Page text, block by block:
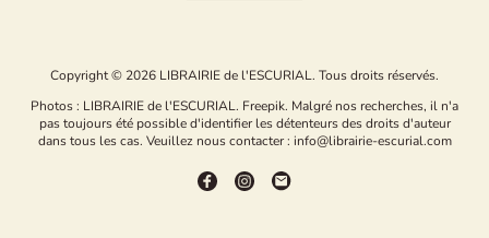
Copyright © 2026 LIBRAIRIE de l'ESCURIAL. Tous droits réservés.
Photos : LIBRAIRIE de l'ESCURIAL. Freepik. Malgré nos recherches, il n'a
pas toujours été possible d'identifier les détenteurs des droits d'auteur
dans tous les cas. Veuillez nous contacter : info@librairie-escurial.com